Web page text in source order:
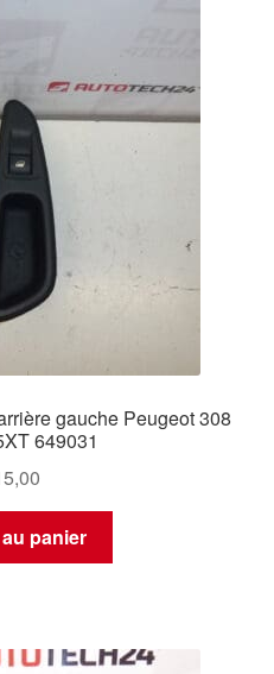
gauche Peugeot 308
649031
panier